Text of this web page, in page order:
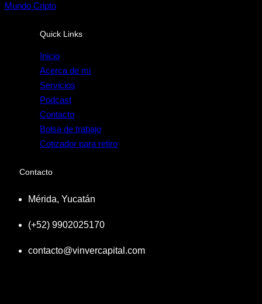
Mundo Cripto
Quick Links
Inicio
Acerca de mi
Servicios
Podcast
Contacto
Bolsa de trabajo
Cotizador para retiro
Contacto
Mérida, Yucatán
(+52) 9902025170
contacto@vinvercapital.com